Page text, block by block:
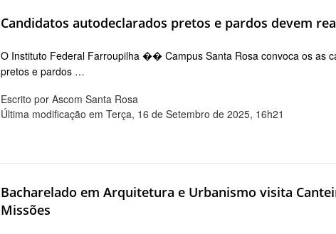
Candidatos autodeclarados pretos e pardos devem
O Instituto Federal Farroupilha �� Campus Santa Rosa convoca os as
pretos e pardos …
Escrito por Ascom Santa Rosa
Última modificação em Terça, 16 de Setembro de 2025, 16h21
Bacharelado em Arquitetura e Urbanismo visita
Missões